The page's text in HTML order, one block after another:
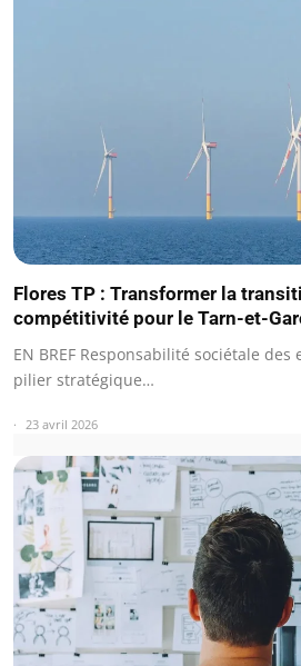
Flores TP : Transformer la
compétitivité pour le Tarn-et-
EN BREF Responsabilité sociétale des
pilier stratégique…
23 avril 2026